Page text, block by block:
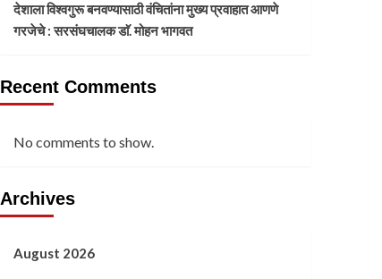
देशाला विश्वगुरू बनवण्यासाठी वंचितांना मुख्य प्रवाहात आणणे
गरजेचे : सरसंघचालक डाॅ. मोहन भागवत
Recent Comments
No comments to show.
Archives
August 2026